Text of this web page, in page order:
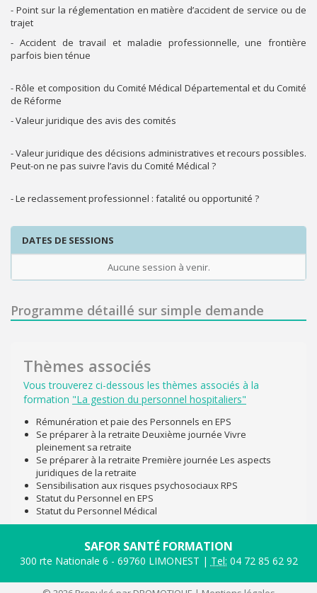
- Point sur la réglementation en matière d’accident de service ou de
trajet
- Accident de travail et maladie professionnelle, une frontière
parfois bien ténue
- Rôle et composition du Comité Médical Départemental et du Comité
de Réforme
- Valeur juridique des avis des comités
- Valeur juridique des décisions administratives et recours possibles.
Peut-on ne pas suivre l’avis du Comité Médical ?
- Le reclassement professionnel : fatalité ou opportunité ?
DATES DE SESSIONS
Aucune session à venir.
Programme détaillé sur simple demande
Thèmes associés
Vous trouverez ci-dessous les thèmes associés à la
formation "La gestion du personnel hospitaliers"
Rémunération et paie des Personnels en EPS
Se préparer à la retraite Deuxième journée Vivre
pleinement sa retraite
Se préparer à la retraite Première journée Les aspects
juridiques de la retraite
Sensibilisation aux risques psychosociaux RPS
Statut du Personnel en EPS
Statut du Personnel Médical
SAFOR SANTÉ FORMATION
300 rte Nationale 6 - 69760 LIMONEST | Tel: 04 72 85 62 92